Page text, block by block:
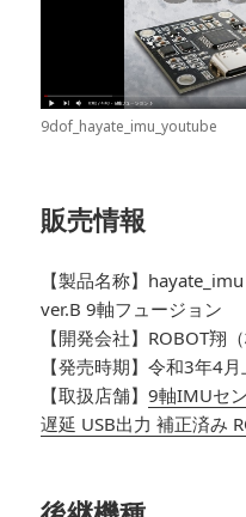
9dof_hayate_imu_youtube
販売情報
【製品名称】
ver.B 9軸フュージョン
【開発会社】ROBOT翔
【発売時期】令和3年4
【取扱店舗】9軸IMUセ
遅延 USB出力 補正済み